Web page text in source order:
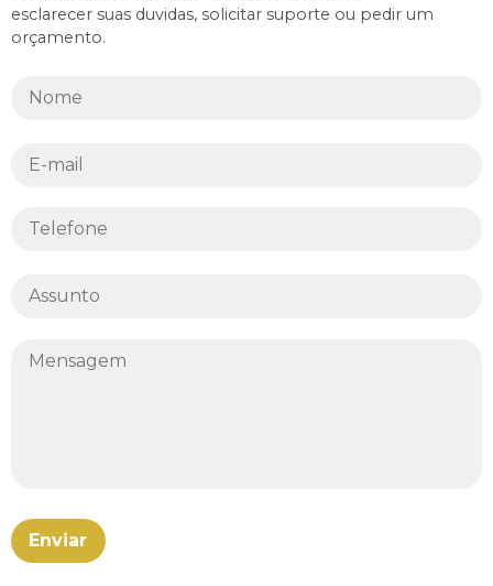
esclarecer suas duvidas, solicitar suporte ou pedir um
orçamento.